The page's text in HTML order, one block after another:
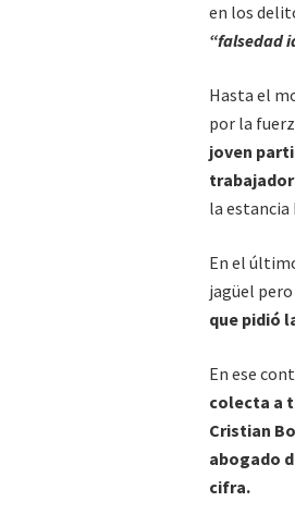
en los
“falsedad
Hasta el
por la
joven
la estancia
En el
jagüel
que pidió
En ese
colecta a
Cristian
abogado
cifra.